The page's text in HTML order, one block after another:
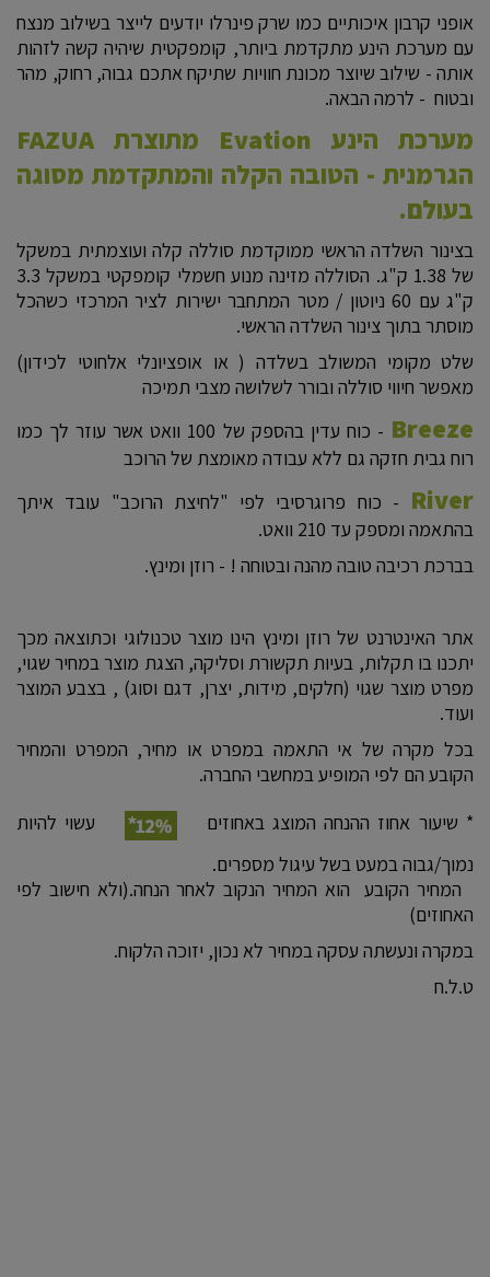
אופני קרבון איכותיים כמו שרק פינרלו יודעים לייצר בשילוב מנצח
עם מערכת הינע מתקדמת ביותר, קומפקטית שיהיה קשה לזהות
אותה - שילוב שיוצר מכונת חוויות שתיקח אתכם גבוה, רחוק, מהר
ובטוח - לרמה הבאה.
מערכת הינע Evation מתוצרת FAZUA
הגרמנית - הטובה הקלה והמתקדמת מסוגה
בעולם.
בצינור השלדה הראשי ממוקדמת סוללה קלה ועוצמתית במשקל
של 1.38 ק"ג. הסוללה מזינה מנוע חשמלי קומפקטי במשקל 3.3
ק"ג עם 60 ניוטון / מטר המתחבר ישירות לציר המרכזי כשהכל
מוסתר בתוך צינור השלדה הראשי.
שלט מקומי המשולב בשלדה ( או אופציונלי אלחוטי לכידון)
מאפשר חיווי סוללה ובורר לשלושה מצבי תמיכה
Breeze
- כוח עדין בהספק של 100 וואט אשר עוזר לך כמו
רוח גבית חזקה גם ללא עבודה מאומצת של הרוכב
River - כוח פרוגרסיבי לפי "לחיצת הרוכב" עובד איתך
בהתאמה ומספק עד 210 וואט.
בברכת רכיבה טובה מהנה ובטוחה ! - רוזן ומינץ.
אתר האינטרנט של רוזן ומינץ הינו מוצר טכנולוגי וכתוצאה מכך
יתכנו בו תקלות, בעיות תקשורת וסליקה, הצגת מוצר במחיר שגוי,
מפרט מוצר שגוי (חלקים, מידות, יצרן, דגם וסוג) , בצבע המוצר
ועוד.
בכל מקרה של אי התאמה במפרט או מחיר, המפרט והמחיר
הקובע הם לפי המופיע במחשבי החברה.
* שיעור אחוז ההנחה המוצג באחוזים
עשוי להיות
נמוך/גבוה במעט בשל עיגול מספרים.
המחיר הקובע הוא המחיר הנקוב לאחר הנחה.(ולא חישוב לפי
האחוזים)
במקרה ונעשתה עסקה במחיר לא נכון, יזוכה הלקוח.
ט.ל.ח